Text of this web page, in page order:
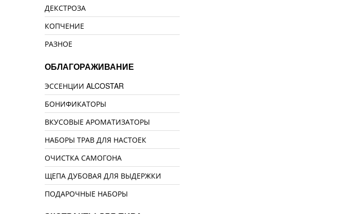
ДЕКСТРОЗА
КОПЧЕНИЕ
РАЗНОЕ
ОБЛАГОРАЖИВАНИЕ
ЭССЕНЦИИ ALCOSTAR
БОНИФИКАТОРЫ
ВКУСОВЫЕ АРОМАТИЗАТОРЫ
НАБОРЫ ТРАВ ДЛЯ НАСТОЕК
ОЧИСТКА САМОГОНА
ЩЕПА ДУБОВАЯ ДЛЯ ВЫДЕРЖКИ
ПОДАРОЧНЫЕ НАБОРЫ